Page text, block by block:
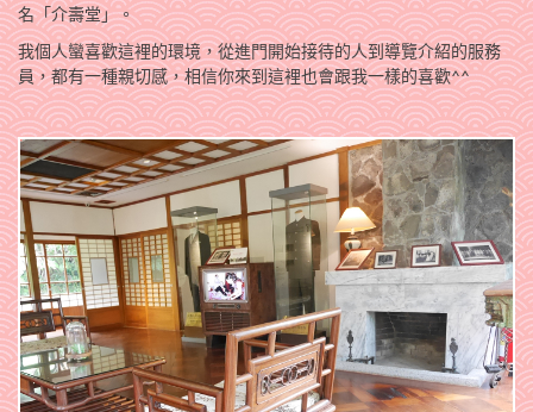
名「介壽堂」。
我個人蠻喜歡這裡的環境，從進門開始接待的人到導覽介紹的服務
員，都有一種親切感，相信你來到這裡也會跟我一樣的喜歡^^